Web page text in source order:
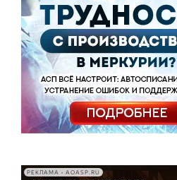
РЕКЛАМА • AOASP.RU